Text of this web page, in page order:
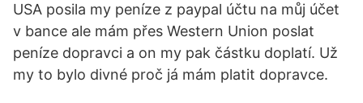
USA posila my peníze z paypal účtu na můj účet
v bance ale mám přes Western Union poslat
peníze dopravci a on my pak částku doplatí. Už
my to bylo divné proč já mám platit dopravce.